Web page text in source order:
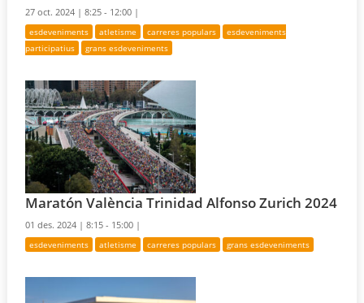
27 oct. 2024 |8:25 - 12:00 |
esdeveniments atletisme carreres populars
esdeveniments
participatius
grans esdeveniments
Maratón València Trinidad Alfonso Zurich 2024
01 des. 2024 |8:15 - 15:00 |
esdeveniments atletisme carreres populars grans esdeveniments